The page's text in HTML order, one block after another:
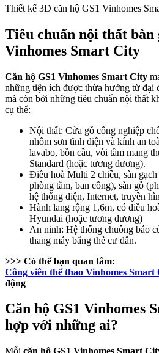
Thiết kế 3D căn hộ GS1 Vinhomes
Tiêu chuẩn nội thất bàn
Vinhomes Smart City
Căn hộ GS1 Vinhomes Smart City
những tiện ích được thừa hưởng từ đại
mà còn bởi những tiêu chuẩn nội thất
cụ thể:
Nội thất: Cửa gỗ công nghiệp
nhôm sơn tĩnh điện và kính an
lavabo, bồn cầu, vòi tắm mang
Standard (hoặc tương đương).
Điều hoà Multi 2 chiều, sàn
phòng tắm, ban công), sàn gỗ
hệ thống điện, Internet, truyền
Hành lang rộng 1,6m, có điều
Hyundai (hoặc tương đương)
An ninh: Hệ thống chuông báo
thang máy bằng thẻ cư dân.
>>> Có thể bạn quan tâm:
Công viên thể thao Vinhomes Smart
động
Căn hộ GS1 Vinhomes
hợp với những ai?